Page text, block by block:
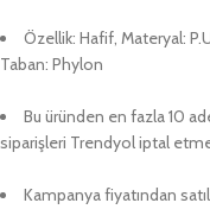
Özellik: Hafif, Materyal:
Taban: Phylon
Bu üründen en fazla 10
siparişleri Trendyol iptal etme
Kampanya fiyatından